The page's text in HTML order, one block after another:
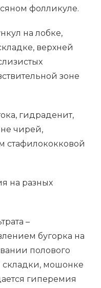
фолликуле.
на лобке,
верхней
зоне
гидраденит,
чирей,
стафилококковой
на разных
–
бугорка на
полового
складки, мошонке
гиперемия